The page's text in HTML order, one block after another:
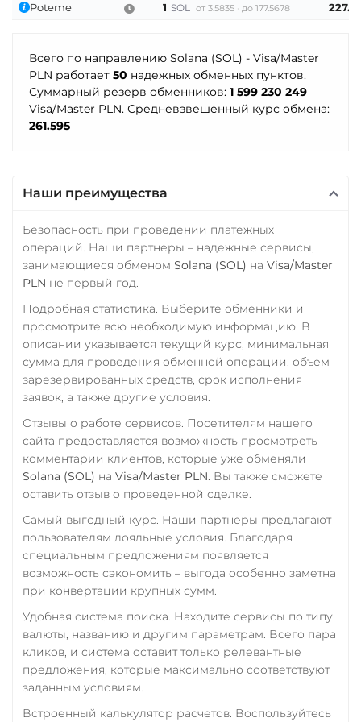
Poteme
1 SOL от 3.5835 до 177.5678
Всего по направлению Solana (SOL) - Visa/Master
PLN работает 50 надежных обменных пунктов.
Суммарный резерв обменников: 1 599 230 249
Visa/Master PLN. Средневзвешенный курс обмена:
261.595
Наши преимущества
Безопасность при проведении платежных
операций. Наши партнеры – надежные сервисы,
занимающиеся обменом Solana (SOL) на Visa/Master
PLN не первый год.
Подробная статистика. Выберите обменники и
просмотрите всю необходимую информацию. В
описании указывается текущий курс, минимальная
сумма для проведения обменной операции, объем
зарезервированных средств, срок исполнения
заявок, а также другие условия.
Отзывы о работе сервисов. Посетителям нашего
сайта предоставляется возможность просмотреть
комментарии клиентов, которые уже обменяли
Solana (SOL) на Visa/Master PLN. Вы также сможете
оставить отзыв о проведенной сделке.
Самый выгодный курс. Наши партнеры предлагают
пользователям лояльные условия. Благодаря
специальным предложениям появляется
возможность сэкономить – выгода особенно заметна
при конвертации крупных сумм.
Удобная система поиска. Находите сервисы по типу
валюты, названию и другим параметрам. Всего пара
кликов, и система оставит только релевантные
предложения, которые максимально соответствуют
заданным условиям.
Встроенный калькулятор расчетов. Воспользуйтесь